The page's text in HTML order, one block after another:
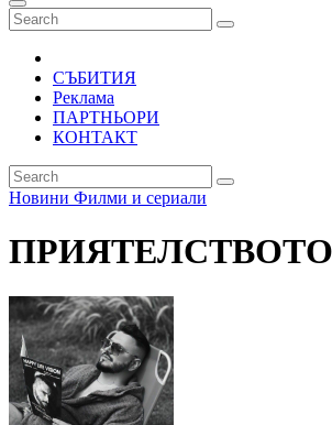
СЪБИТИЯ
Реклама
ПАРТНЬОРИ
КОНТАКТ
Новини Филми и сериали